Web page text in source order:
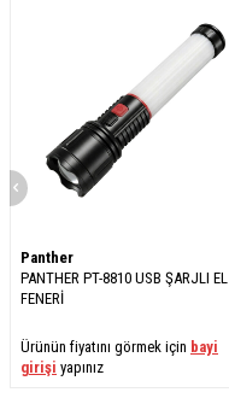
Panther
PANTHER PT-8810 USB ŞARJLI EL
FENERİ
Ürünün fiyatını görmek için bayi
girişi yapınız